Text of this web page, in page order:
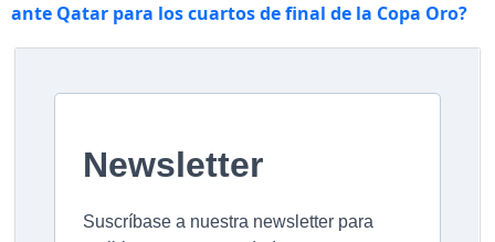
ante Qatar para los cuartos de final de la Copa Oro?